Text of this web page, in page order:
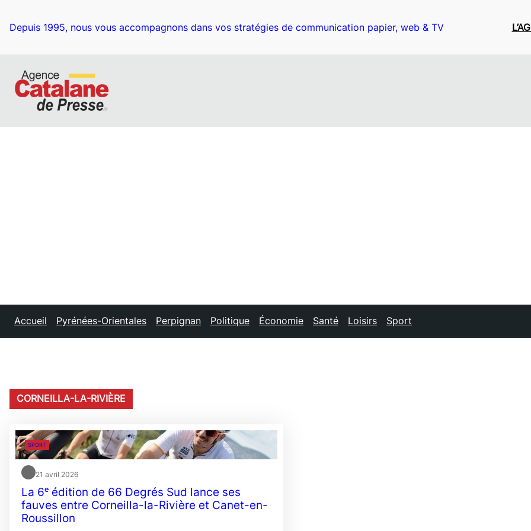
contenu
Depuis 1995, nous vous accompagnons dans vos stratégies de communication papier, web & TV
Accueil Pyrénées-Orientales Perpignan Politique Économie Santé Loisirs Sport
CORNEILLA-LA-RIVIÈRE
SPORT
21 avril 2026
La 6ᵉ édition de 66 Degrés Sud lance ses
fauves entre Corneilla-la-Rivière et Canet-en-
Roussillon